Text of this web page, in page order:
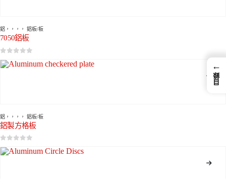
鋁 ，，，， 鋁板/板
7050鋁板
鋁 ，，，， 鋁板/板
鋁製方格板
←
目錄